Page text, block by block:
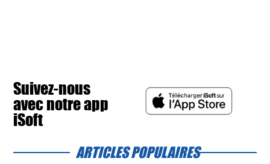
Suivez-nous
avec notre app
iSoft
ARTICLES POPULAIRES